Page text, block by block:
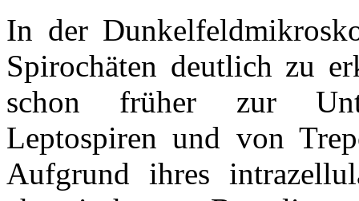
In der
Spirochäten deutlich zu
schon früher zur
Leptospiren und von
Aufgrund ihres